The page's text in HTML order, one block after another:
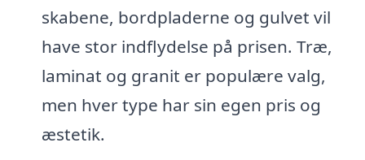
skabene, bordpladerne og gulvet vil
have stor indflydelse på prisen. Træ,
laminat og granit er populære valg,
men hver type har sin egen pris og
æstetik.